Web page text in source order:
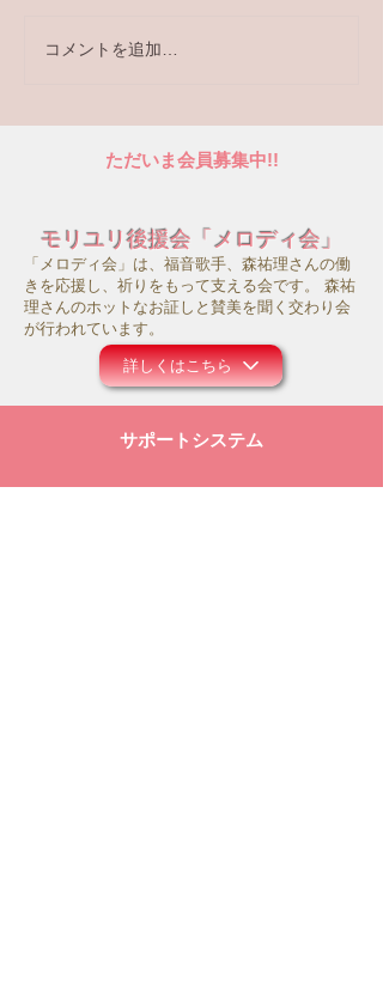
新刊「ことばのシンフォ
コメントを追加…
ただいま会員募集中!!
モリユリ後援会「メロディ会」
「メロディ会」は、福音歌手、森祐理さんの働
きを応援し、祈りをもって支える会です。 森祐
理さんのホットなお証しと賛美を聞く交わり会
が行われています。
詳しくはこちら
サポートシステム